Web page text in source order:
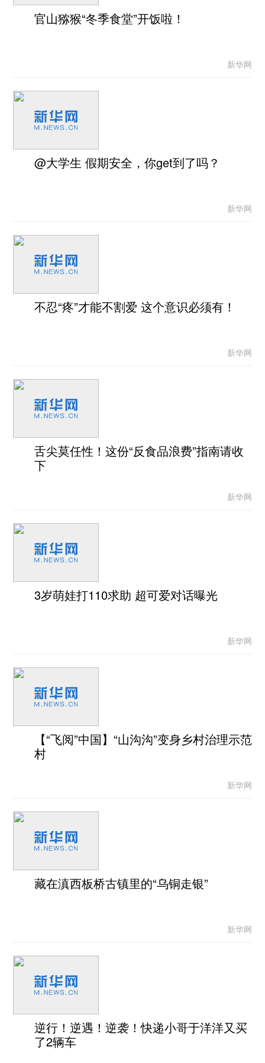
官山猕猴“冬季食堂”开饭啦！
新华网
@大学生 假期安全，你get到了吗？
新华网
不忍“疼”才能不割爱 这个意识必须有！
新华网
舌尖莫任性！这份“反食品浪费”指南请收
下
新华网
3岁萌娃打110求助 超可爱对话曝光
新华网
【“飞阅”中国】“山沟沟”变身乡村治理示范
村
新华网
藏在滇西板桥古镇里的“乌铜走银”
新华网
逆行！逆遇！逆袭！快递小哥于洋洋又买
了2辆车